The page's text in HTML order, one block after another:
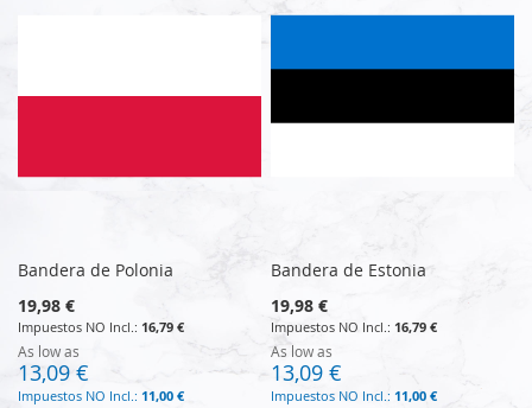
Bandera de Polonia
19,98 €
16,79 €
As low as
13,09 €
11,00 €
Bandera de Estonia
19,98 €
16,79 €
As low as
13,09 €
11,00 €